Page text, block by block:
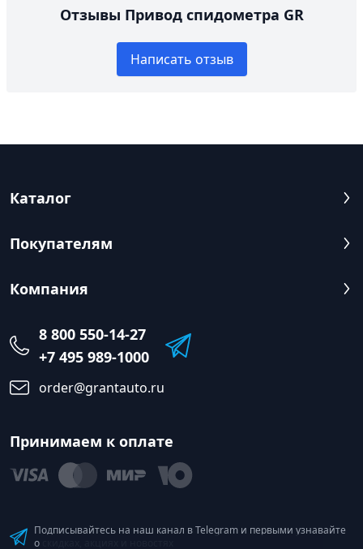
Отзывы Привод спидометра GR
Написать отзыв
Каталог
Покупателям
Компания
8 800 550-14-27
+7 495 989-1000
order@grantauto.ru
Принимаем к оплате
Подписывайтесь на наш канал в Telegram и первыми узнавайте
о скидках, акциях и новостях